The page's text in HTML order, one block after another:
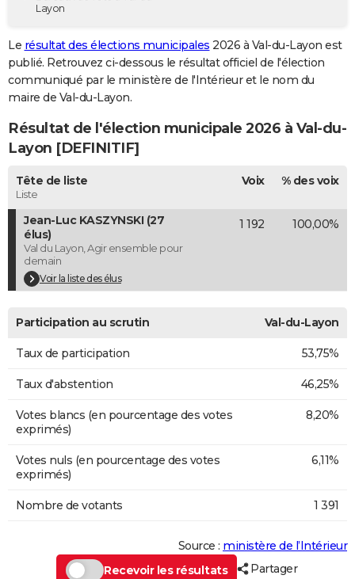
Destinations
City break
Voyage nature
Voyage de noces
Forum
GUIDES D'ACHAT
BONS PLANS
Carte de Noël
Carte Bonne année
Carte Saint-Valentin
Carte Pâques
Carte d'anniversaire
DICTIONNAIRE
Dictionnaire
Biographies
Citations
Expressions
Proverbes
PROGRAMME TV
COPAINS D'AVANT
S'inscrire
Se connecter
Lycées
Collèges
Primaires
Universités
Entreprises
Service militaire
Avis de recherche
AVIS DE DÉCÈS
FORUM
Layon
Le résultat des élections municipales 2026 à Val-du-Layon est
publié. Retrouvez ci-dessous le résultat officiel de l'élection
communiqué par le ministère de l'Intérieur et le nom du
maire de Val-du-Layon.
Résultat de l'élection municipale 2026 à Val-du-
Layon [DEFINITIF]
Tête de liste
Liste
Voix % des voix
Jean-Luc KASZYNSKI (27
élus)
Val du Layon, Agir ensemble pour
demain
Voir la liste des élus
1 192 100,00%
Participation au scrutin Val-du-Layon
Taux de participation 53,75%
Taux d'abstention 46,25%
Votes blancs (en pourcentage des votes
exprimés)
8,20%
Votes nuls (en pourcentage des votes
exprimés)
6,11%
Nombre de votants 1 391
Source : ministère de l’Intérieur
Recevoir les résultats
Partager